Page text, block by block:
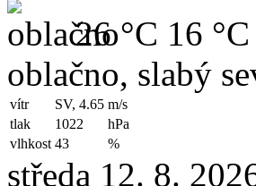
26 °C 16 °C
oblačno, slabý
vítr SV, 4.65 m/s
tlak
1022
hPa
vlhkost 43 %
středa 12. 8.